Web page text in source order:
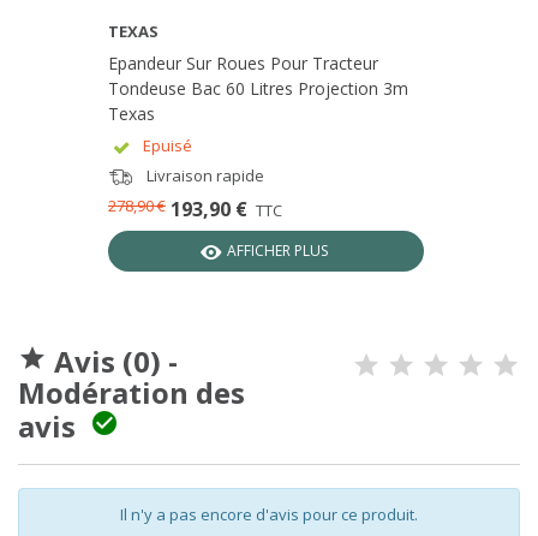
TEXAS
Epandeur Sur Roues Pour Tracteur
Tondeuse Bac 60 Litres Projection 3m
Texas
Epuisé
Livraison rapide
193,90 € TTC
278,90 €
AFFICHER PLUS
 Avis (0) -
Modération des
avis

Il n'y a pas encore d'avis pour ce produit.